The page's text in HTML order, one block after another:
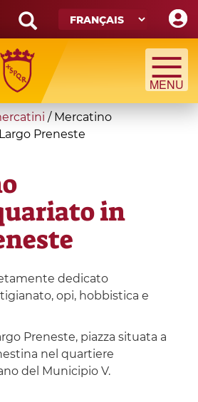
/ Mercatino
Preneste
in
dedicato
opi, hobbistica e
Preneste, piazza situata a
nel quartiere
del Municipio V.